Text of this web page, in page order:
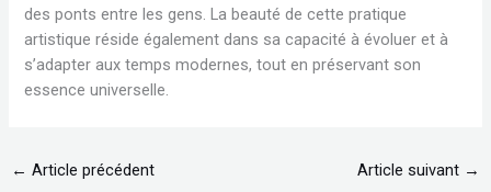
des ponts entre les gens. La beauté de cette pratique
artistique réside également dans sa capacité à évoluer et à
s’adapter aux temps modernes, tout en préservant son
essence universelle.
← Article précédent Article suivant →